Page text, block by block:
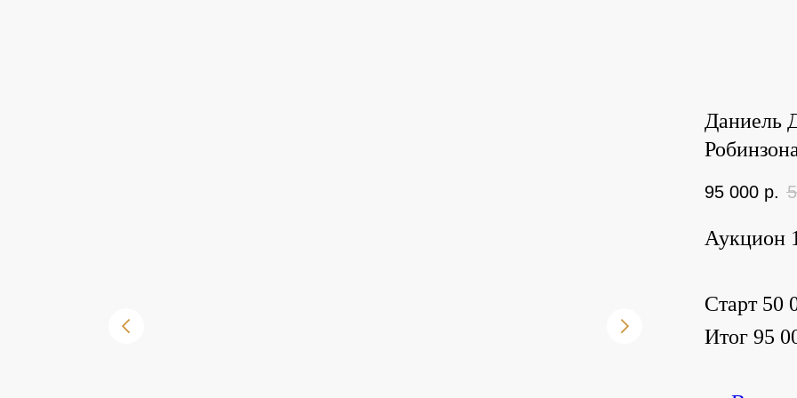
Даниель
95 000 р.
Аукцион
Старт 50
Итог 95